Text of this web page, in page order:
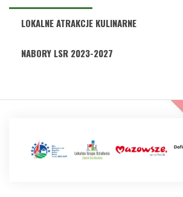
LOKALNE ATRAKCJE KULINARNE
NABORY LSR 2023-2027